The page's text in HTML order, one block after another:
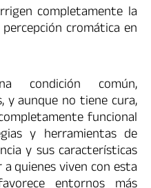
completamente la
cromática en
condición común,
y aunque no tiene cura,
funcional
y herramientas de
y sus características
quienes viven con esta